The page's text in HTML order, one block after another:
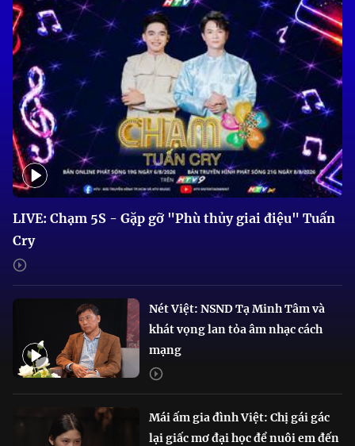
LIVE: Chạm 5S - Gặp gỡ "Phù thủy giai điệu" Tuấn
Cry
Nét Việt: NSND Tạ Minh Tâm và
khát vọng lan tỏa âm nhạc cách
mạng
Mái ấm gia đình Việt: Chị gái gác
lại giấc mơ đại học để nuôi em đến